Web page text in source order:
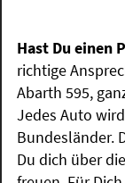
Hast Du einen
richtige
Abarth 595,
Jedes Auto
Bundesländer.
Du dich über